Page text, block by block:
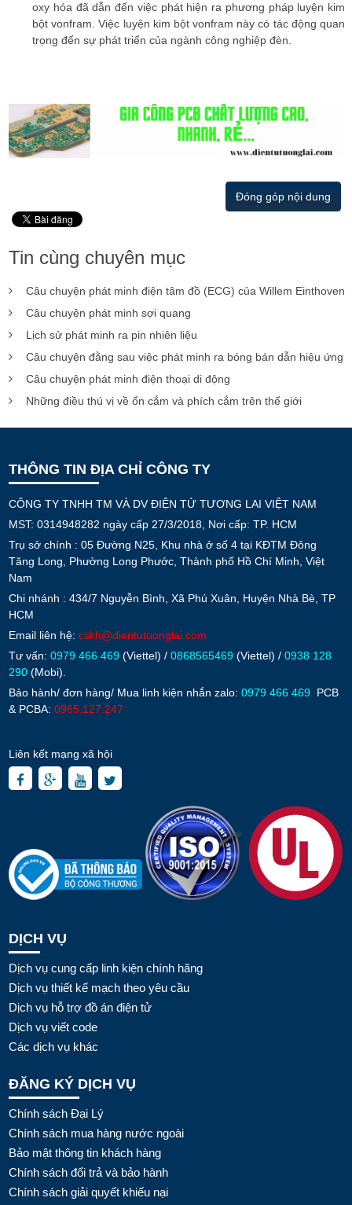
oxy hóa đã dẫn đến việc phát hiện ra phương pháp luyện kim
bột vonfram. Việc luyện kim bột vonfram này có tác động quan
trọng đến sự phát triển của ngành công nghiệp đèn.
Đóng góp nội dung
Tin cùng chuyên mục
Câu chuyện phát minh điện tâm đồ (ECG) của Willem Einthoven
Câu chuyện phát minh sợi quang
Lịch sử phát minh ra pin nhiên liệu
Câu chuyện đằng sau việc phát minh ra bóng bán dẫn hiệu ứng
Câu chuyện phát minh điện thoại di động
Những điều thú vị về ổn cắm và phích cắm trên thế giới
THÔNG TIN ĐỊA CHỈ CÔNG TY
CÔNG TY TNHH TM VÀ DV ĐIỆN TỬ TƯƠNG LAI VIỆT NAM
MST: 0314948282 ngày cấp 27/3/2018, Nơi cấp: TP. HCM
Trụ sở chính : 05 Đường N25, Khu nhà ở số 4 tại KĐTM Đông
Tăng Long, Phường Long Phước, Thành phố Hồ Chí Minh, Việt
Nam
Chi nhánh : 434/7 Nguyễn Bình, Xã Phú Xuân, Huyện Nhà Bè, TP
HCM
Email liên hệ: cskh@dientutuonglai.com
Tư vấn: 0979 466 469 (Viettel) / 0868565469 (Viettel) / 0938 128
290 (Mobi).
Bảo hành/ đơn hàng/ Mua linh kiện nhắn zalo: 0979 466 469
PCB
& PCBA: 0965.127.247
Liên kết mạng xã hội
DỊCH VỤ
Dịch vụ cung cấp linh kiện chính hãng
Dịch vụ thiết kế mạch theo yêu cầu
Dịch vụ hỗ trợ đồ án điện tử
Dịch vụ viết code
Các dịch vụ khác
ĐĂNG KÝ DỊCH VỤ
Chính sách Đại Lý
Chính sách mua hàng nước ngoài
Bảo mật thông tin khách hàng
Chính sách đổi trả và bảo hành
Chính sách giải quyết khiếu nại